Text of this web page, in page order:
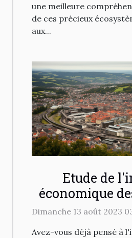
une meilleure
de ces précieux
aux...
Etude de
économique
de débouchage
Arlon
Dimanche 13 août 2023
Avez-vous déjà pensé à